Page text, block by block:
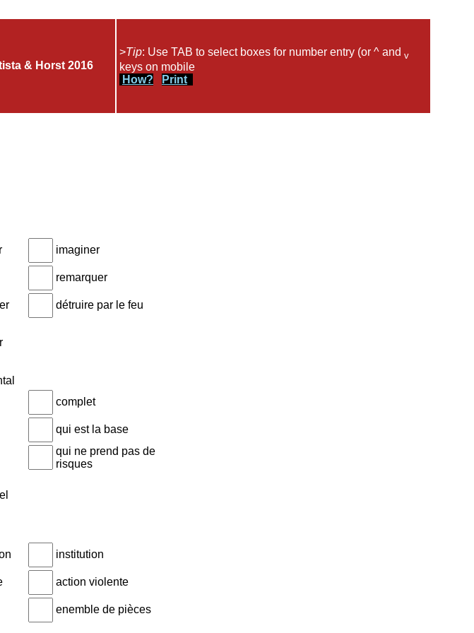
& Horst 2016
>Tip: Use TAB to select boxes for number entry (or ^ and v
keys on mobile
How?
Print
imaginer
remarquer
détruire par le feu
complet
qui est la base
qui ne prend pas de
risques
institution
action violente
enemble de pièces